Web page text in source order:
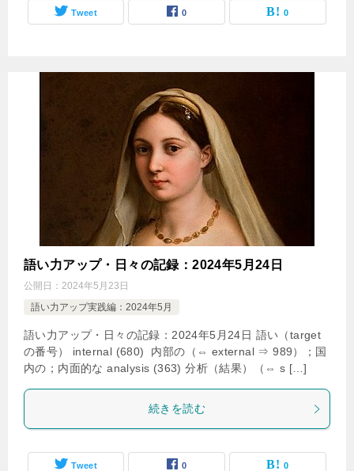
Tweet 0 0
語い力アップ・日々の記録：2024年5月24日
公開日： 2024年5月23日
語い力アップ実践編：2024年5月
語い力アップ・日々の記録：2024年5月24日 語い（target
の番号） internal (680) 内部の（⇔ external ⇒ 989）；国
内の；内面的な analysis (363) 分析（結果）（⇔ s […]
続きを読む
Tweet 0 0